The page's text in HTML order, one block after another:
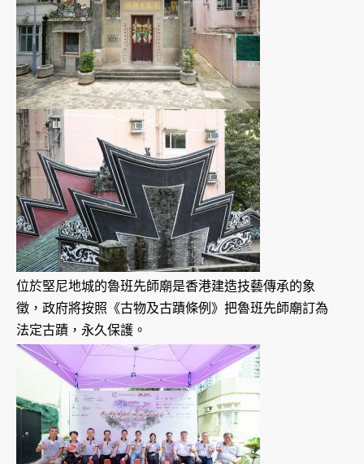
位於堅尼地城的魯班先師廟是香港建造技藝傳承的象
徵，政府將按照《古物及古蹟條例》把魯班先師廟訂為
法定古蹟，永久保護。